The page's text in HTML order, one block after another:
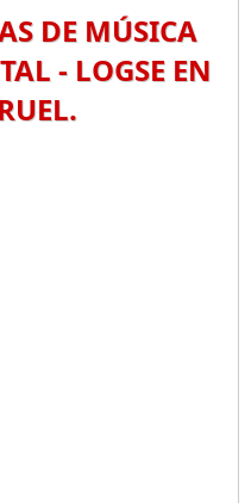
DE MÚSICA
- LOGSE EN